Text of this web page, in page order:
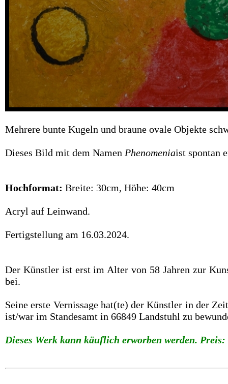
Mehrere bunte Kugeln und braune ovale Objekte
Dieses Bild mit dem Namen Phenomeniaist spontan
Hochformat: Breite: 30cm, Höhe: 40cm
Acryl auf Leinwand.
Fertigstellung am 16.03.2024.
Der Künstler ist erst im Alter von 58 Jahren zur
bei.
Seine erste Vernissage hat(te) der Künstler in der
ist/war im Standesamt in 66849 Landstuhl zu
Dieses Werk kann käuflich erworben werden. Preis: